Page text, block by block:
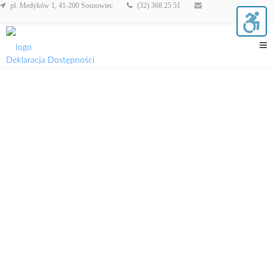
pl. Medyków 1, 41-200 Sosnowiec (32) 368 25 51
Deklaracja Dostępności